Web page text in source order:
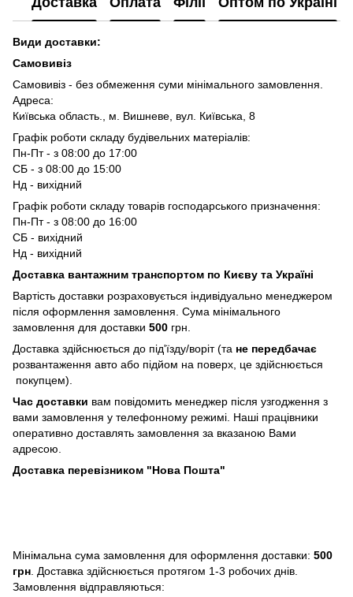
Види доставки:
Самовивіз
Самовивіз - без обмеження суми мінімального замовлення.
Адреса:
Київська область., м. Вишневе, вул. Київська, 8
Графік роботи складу будівельних матеріалів:
Пн-Пт - з 08:00 до 17:00
СБ - з 08:00 до 15:00
Нд - вихідний
Графік роботи складу товарів господарського призначення:
Пн-Пт - з 08:00 до 16:00
СБ - вихідний
Нд - вихідний
Доставка вантажним транспортом по Києву та Україні
Вартість доставки розраховується індивідуально менеджером
після оформлення замовлення. Сума мінімального
замовлення для доставки 500 грн.
Доставка здійснюється до під'їзду/воріт (та не передбачає
розвантаження авто або підйом на поверх, це здійснюється
покупцем).
Час доставки вам повідомить менеджер після узгодження з
вами замовлення у телефонному режимі. Наші працівники
оперативно доставлять замовлення за вказаною Вами
адресою.
Доставка перевізником "Нова Пошта"
Мінімальна сума замовлення для оформлення доставки: 500
грн . Доставка здійснюється протягом 1-3 робочих днів.
Замовлення відправляються: